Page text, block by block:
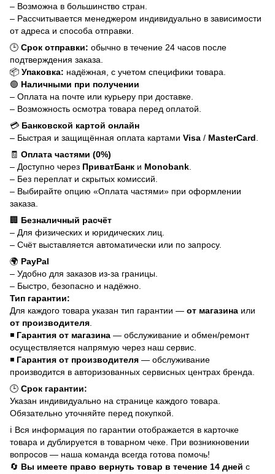
– Возможна в большинство стран.
– Рассчитывается менеджером индивидуально в зависимости
от адреса и способа отправки.
🕒 Срок отправки: обычно в течение 24 часов после
подтверждения заказа.
📦 Упаковка: надёжная, с учетом специфики товара.
🟢 Наличными при получении
– Оплата на почте или курьеру при доставке.
– Возможность осмотра товара перед оплатой.
💳 Банковской картой онлайн
– Быстрая и защищённая оплата картами Visa / MasterCard
🧾 Оплата частями (0%)
– Доступно через ПриватБанк и Monobank
– Без переплат и скрытых комиссий.
– Выбирайте опцию «Оплата частями» при оформлении
заказа.
🏢 Безналичный расчёт
– Для физических и юридических лиц.
– Счёт выставляется автоматически или по запросу.
🌍 PayPal
– Удобно для заказов из-за границы.
– Быстро, безопасно и надёжно.
Тип гарантии:
Для каждого товара указан тип гарантии — от магазина или
от производителя
◾ Гарантия от магазина — обслуживание и обмен/ремонт
осуществляется напрямую через наш сервис.
◾ Гарантия от производителя — обслуживание
производится в авторизованных сервисных центрах бренда.
🕒 Срок гарантии:
Указан индивидуально на странице каждого товара.
Обязательно уточняйте перед покупкой.
ℹ️ Вся информация по гарантии отображается в карточке
товара и дублируется в товарном чеке. При возникновении
вопросов — наша команда всегда готова помочь!
🔄 Вы имеете право вернуть товар в течение 14 дней с